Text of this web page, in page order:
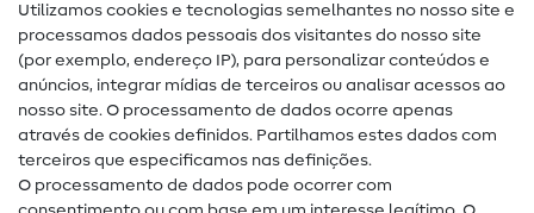
Guias de costura
Ajuda e contacto
Contacto
Mudança de proprietário
Utilizamos cookies e tecnologias semelhantes no nosso site e
processamos dados pessoais dos visitantes do nosso site
(por exemplo, endereço IP), para personalizar conteúdos e
anúncios, integrar mídias de terceiros ou analisar acessos ao
nosso site. O processamento de dados ocorre apenas
através de cookies definidos. Partilhamos estes dados com
terceiros que especificamos nas definições.
O processamento de dados pode ocorrer com